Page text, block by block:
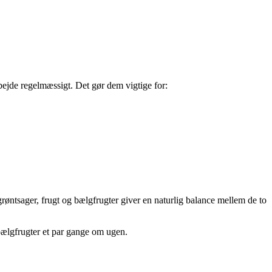
regelmæssigt. Det gør dem vigtige for:
frugt og bælgfrugter giver en naturlig balance mellem de to
et par gange om ugen.